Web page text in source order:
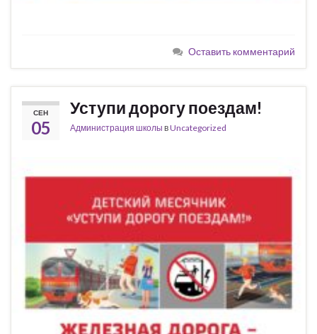
Оставить комментарий
СЕН
05
Уступи дорогу поездам!
Администрация школы вUncategorized